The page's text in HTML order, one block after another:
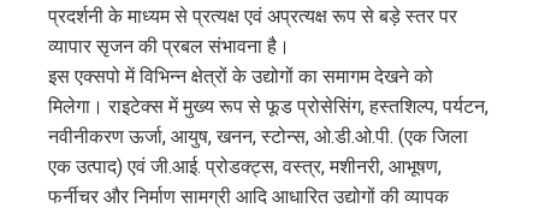
प्रदर्शनी के माध्यम से प्रत्यक्ष एवं अप्रत्यक्ष रूप से बड़े स्तर पर
व्यापार सृजन की प्रबल संभावना है।
इस एक्सपो में विभिन्न क्षेत्रों के उद्योगों का समागम देखने को
मिलेगा। राइटेक्स में मुख्य रूप से फूड प्रोसेसिंग, हस्तशिल्प, पर्यटन,
नवीनीकरण ऊर्जा, आयुष, खनन, स्टोन्स, ओ.डी.ओ.पी. (एक जिला
एक उत्पाद) एवं जी.आई. प्रोडक्ट्स, वस्त्र, मशीनरी, आभूषण,
फर्नीचर और निर्माण सामग्री आदि आधारित उद्योगों की व्यापक